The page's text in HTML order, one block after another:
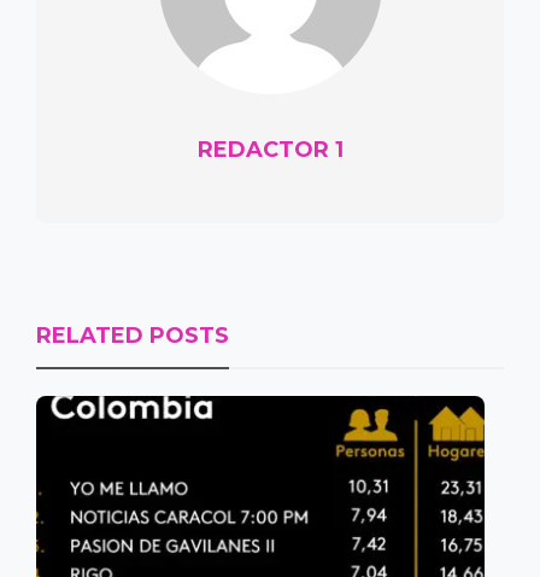
REDACTOR 1
RELATED POSTS